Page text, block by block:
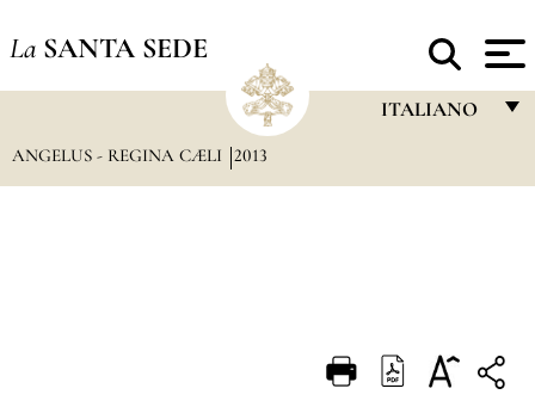
La SANTA SEDE
ITALIANO
DEUTSCH
ANGELUS - REGINA CÆLI 2013